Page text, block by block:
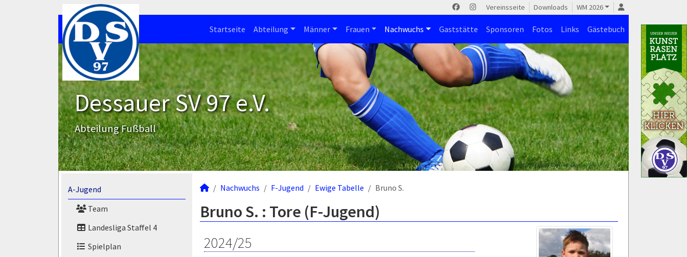
Vereinsseite Downloads WM 2026
Startseite Abteilung Männer Frauen Nachwuchs Gaststätte Sponsoren Fotos Links Gästebuch
Dessauer SV 97 e.V.
Abteilung Fußball
A-Jugend
Team
Landesliga Staffel 4
Spielplan
Nachwuchs F-Jugend Ewige Tabelle Bruno S.
Bruno S. : Tore (F-Jugend)
2024/25